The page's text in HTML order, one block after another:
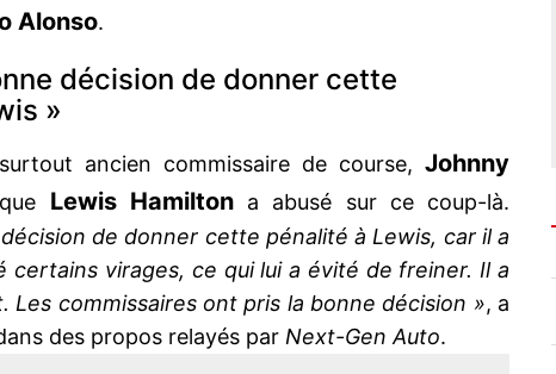
Alonso.
décision de donner cette
»
ancien commissaire de course, Johnny
Lewis Hamiltona abusé sur ce coup-là.
décision de donner cette pénalité à Lewis, car il a
certains virages, ce qui lui a évité de freiner. Il a
Les commissaires ont pris la bonne décision », a
des propos relayés par Next-Gen Auto.